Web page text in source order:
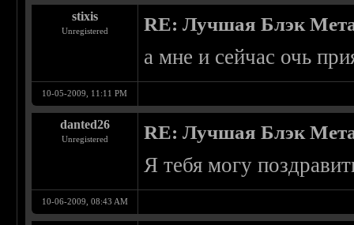
stixis
Unregistered RE: Лучшая Блэк
а мне и сейчас очь
10-05-2009, 11:11 PM
danted26
Unregistered RE: Лучшая Блэк
Я тебя могу
10-06-2009, 08:43 AM